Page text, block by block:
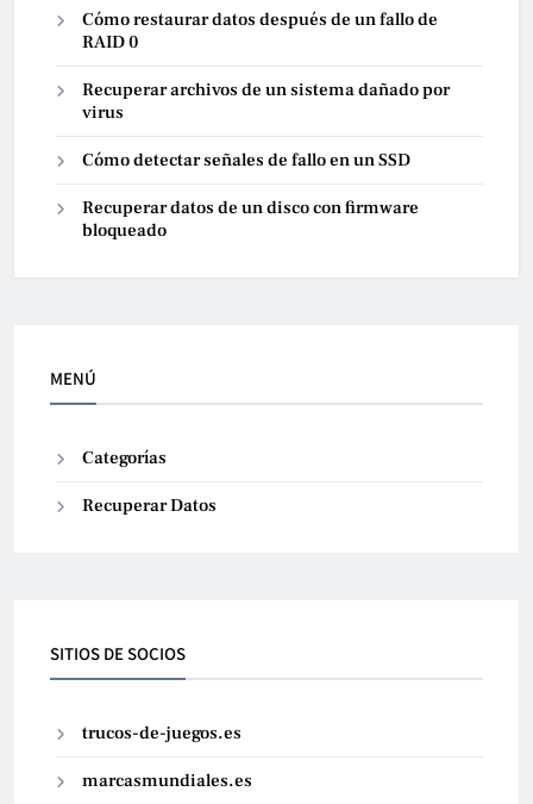
Cómo restaurar datos después de un fallo de
RAID 0
Recuperar archivos de un sistema dañado por
virus
Cómo detectar señales de fallo en un SSD
Recuperar datos de un disco con firmware
bloqueado
MENÚ
Categorías
Recuperar Datos
SITIOS DE SOCIOS
trucos-de-juegos.es
marcasmundiales.es